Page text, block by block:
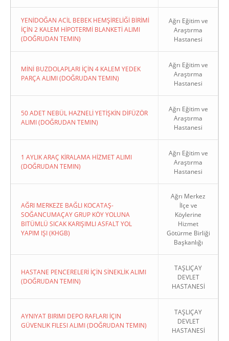
YENİDOĞAN ACİL BEBEK HEMŞİRELİĞİ BİRİMİ
İÇİN 2 KALEM HİPOTERMİ BLANKETİ ALIMI
(DOĞRUDAN TEMIN)
Ağrı Eğitim ve
Araştırma
Hastanesi
MİNİ BUZDOLAPLARI İÇİN 4 KALEM YEDEK
PARÇA ALIMI (DOĞRUDAN TEMIN)
Ağrı Eğitim ve
Araştırma
Hastanesi
50 ADET NEBÜL HAZNELİ YETİŞKİN DİFÜZÖR
ALIMI (DOĞRUDAN TEMIN)
Ağrı Eğitim ve
Araştırma
Hastanesi
1 AYLIK ARAÇ KİRALAMA HİZMET ALIMI
(DOĞRUDAN TEMIN)
Ağrı Eğitim ve
Araştırma
Hastanesi
AĞRI MERKEZE BAĞLI KOCATAŞ-
SOĞANCUMAÇAY GRUP KÖY YOLUNA
BITÜMLÜ SICAK KARIŞIMLI ASFALT YOL
YAPIM IŞI (KHGB)
Ağrı Merkez
İlçe ve
Köylerine
Hizmet
Götürme Birliği
Başkanlığı
HASTANE PENCERELERİ İÇİN SİNEKLİK ALIMI
(DOĞRUDAN TEMIN)
TAŞLIÇAY
DEVLET
HASTANESİ
AYNIYAT BIRIMI DEPO RAFLARI İÇIN
GÜVENLIK FILESI ALIMI (DOĞRUDAN TEMIN)
TAŞLIÇAY
DEVLET
HASTANESİ